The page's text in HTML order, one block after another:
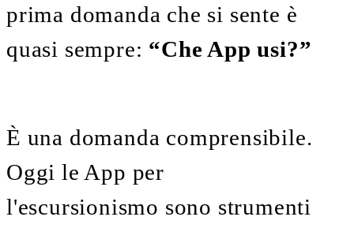
prima domanda che si sente è
quasi sempre: “Che App usi?”
È una domanda comprensibile.
Oggi le App per
l'escursionismo sono strumenti